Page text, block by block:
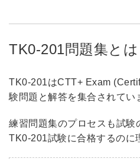
TK0-201問題集とは
TK0-201はCTT+ Exam
験問題と解答を集合されてい
練習問題集のプロセスも試験
TK0-201試験に合格するのに